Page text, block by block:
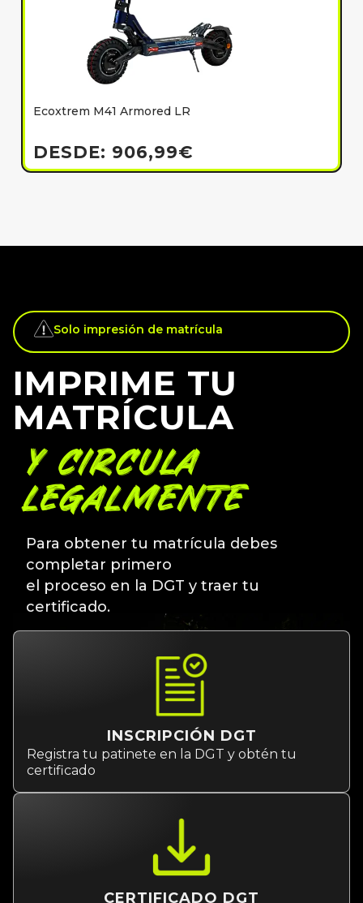
Ecoxtrem M41 Armored LR
DESDE: 906,99€
Solo impresión de matrícula
IMPRIME TU
MATRÍCULA
Y CIRCULA
LEGALMENTE
Para obtener tu matrícula debes
completar primero
el proceso en la DGT y traer tu
certificado.
INSCRIPCIÓN DGT
Registra tu patinete en la DGT y obtén tu
certificado
CERTIFICADO DGT